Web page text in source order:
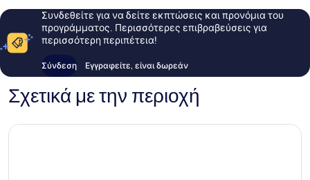
Συνδεθείτε για να δείτε εκπτώσεις και προνόμια του
προγράμματος. Περισσότερες επιβραβεύσεις για
περισσότερη περιπέτεια!
Σύνδεση Εγγραφείτε, είναι δωρεάν
Σχετικά με την περιοχή